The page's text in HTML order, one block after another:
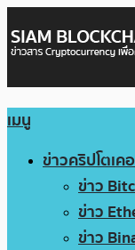
เมนู
ข่าวคริปโตเค
ข่าว
ข่าว
ข่าว